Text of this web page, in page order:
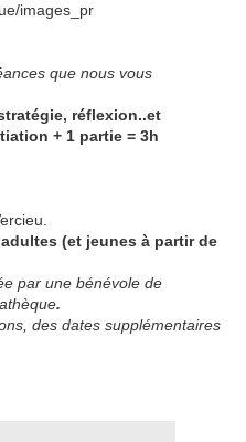
que nous vous
réflexion..et
+ 1 partie = 3h
(et jeunes à partir de
par une bénévole de
.
des dates supplémentaires